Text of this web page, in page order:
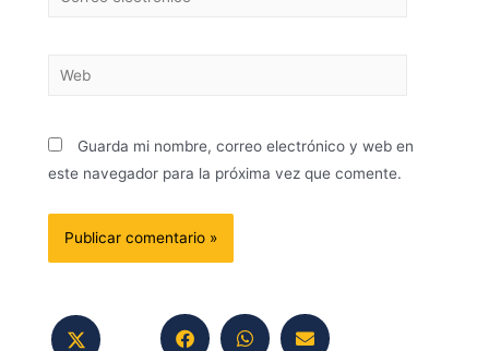
Guarda mi nombre, correo electrónico y web en
este navegador para la próxima vez que comente.